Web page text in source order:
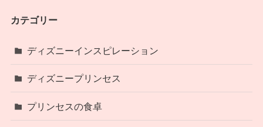
カテゴリー
ディズニーインスピレーション
ディズニープリンセス
プリンセスの食卓